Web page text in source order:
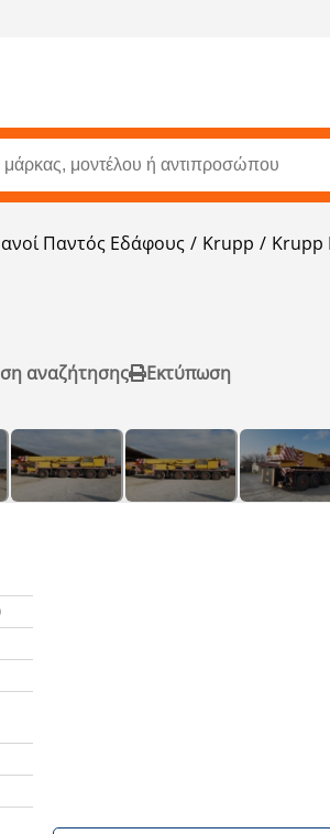
Παντός Εδάφους Krupp Krupp
αναζήτησης Εκτύπωση